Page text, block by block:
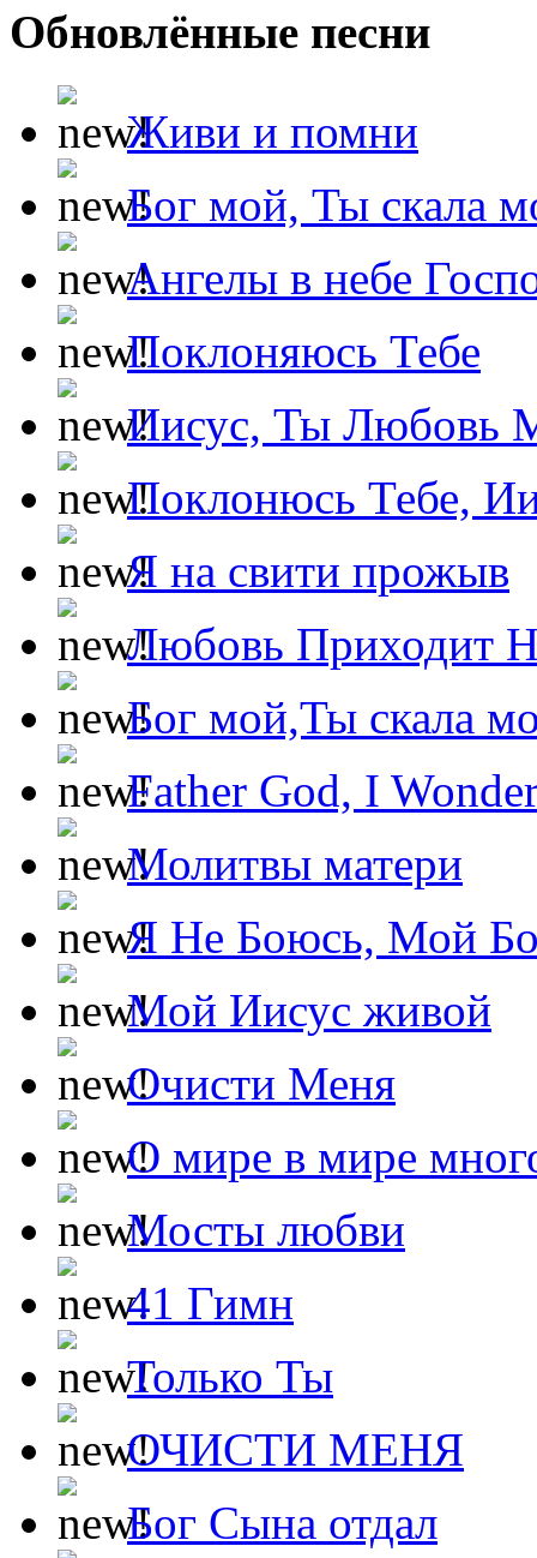
Обновлённые песни
Живи и помни
Бог мой, Ты скала
Ангелы в небе
Поклоняюсь Тебе
Иисус, Ты Любовь
Поклонюсь Тебе,
Я на свити прожыв
Любовь Приходит
Бог мой,Ты скала
Father God, I
Молитвы матери
Я Не Боюсь, Мой
Мой Иисус живой
Очисти Меня
О мире в мире
Мосты любви
41 Гимн
Только Ты
ОЧИСТИ МЕНЯ
Бог Сына отдал